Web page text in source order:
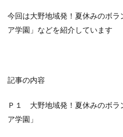
今回は大野地域発！夏休みのボラ
ア学園」などを紹介しています
記事の内容
Ｐ１ 大野地域発！夏休みのボラ
ア学園」